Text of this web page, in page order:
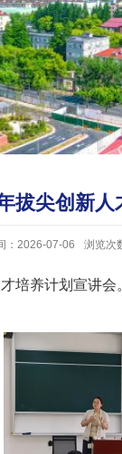
拔尖创新
：2026-07-06 浏览次
培养计划宣讲